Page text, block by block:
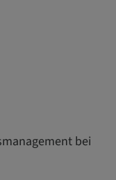
bei